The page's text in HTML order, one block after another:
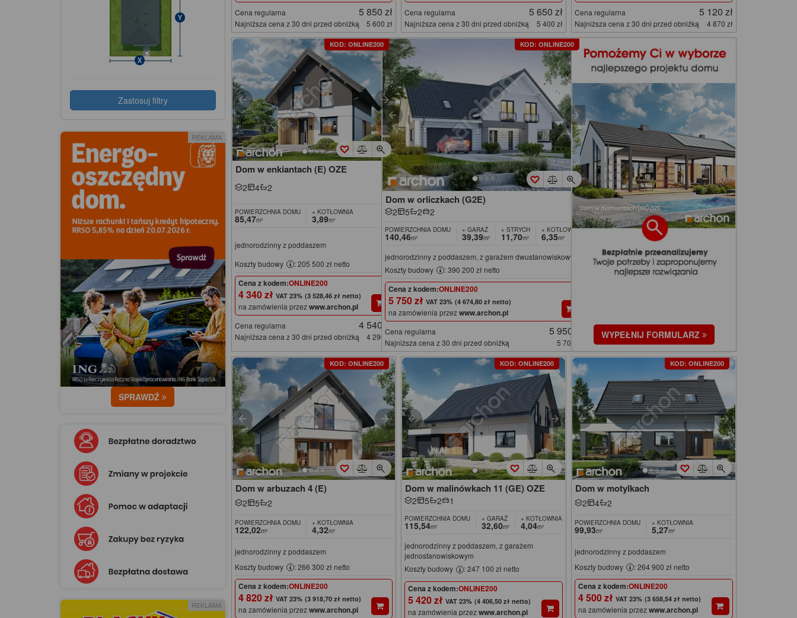
Cena regularna 5 850 zł
Najniższa cena z 30 dni przed obniżką 5 600 zł
Cena regularna 5 650 zł
Najniższa cena z 30 dni przed obniżką 5 400 zł
Cena regularna 5 120 zł
Najniższa cena z 30 dni przed obniżką 4 870 zł
KOD: ONLINE200
Dom w enkiantach (E) OZE
2 4 2
POWIERZCHNIA DOMU
85,47m²
+ KOTŁOWNIA
3,89m²
jednorodzinny z poddaszem
Koszty budowy
: 205 500 zł netto
Cena z kodem:ONLINE200
4 340 zł (3 528,46 zł netto)
na zamówienia przezwww.archon.pl
Cena regularna 4 540 zł
Najniższa cena z 30 dni przed obniżką 4 290 zł
KOD: ONLINE200
Dom w orliczkach (G2E)
2 5 2 2
POWIERZCHNIA DOMU
140,46m²
+ GARAŻ
39,39m²
+ STRYCH
11,70m²
+ KOTŁOWNIA
6,35m²
jednorodzinny z poddaszem, z garażem dwustanowiskowym
Koszty budowy
: 390 200 zł netto
Cena z kodem:ONLINE200
5 750 zł (4 674,80 zł netto)
na zamówienia przezwww.archon.pl
Cena regularna 5 950 zł
Najniższa cena z 30 dni przed obniżką 5 700 zł
WYPEŁNIJ FORMULARZ
KOD: ONLINE200
Dom w arbuzach 4 (E)
2 5 2
POWIERZCHNIA DOMU
122,02m²
+ KOTŁOWNIA
4,32m²
jednorodzinny z poddaszem
Koszty budowy
: 266 300 zł netto
Cena z kodem:ONLINE200
4 820 zł (3 918,70 zł netto)
na zamówienia przezwww.archon.pl
KOD: ONLINE200
Dom w malinówkach 11 (GE) OZE
2 5 2 1
POWIERZCHNIA DOMU
115,54m²
+ GARAŻ
32,60m²
+ KOTŁOWNIA
4,04m²
jednorodzinny z poddaszem, z garażem
jednostanowiskowym
Koszty budowy
: 247 100 zł netto
Cena z kodem:ONLINE200
5 420 zł (4 406,50 zł netto)
na zamówienia przezwww.archon.pl
KOD: ONLINE200
Dom w motylkach
2 4 2
POWIERZCHNIA DOMU
99,93m²
+ KOTŁOWNIA
5,27m²
jednorodzinny z poddaszem
Koszty budowy
: 264 900 zł netto
Cena z kodem:ONLINE200
4 500 zł (3 658,54 zł netto)
na zamówienia przezwww.archon.pl
Zastosuj filtry
REKLAMA
SPRAWDŹ
REKLAMA